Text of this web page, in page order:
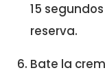
15
reserva.
Bate la